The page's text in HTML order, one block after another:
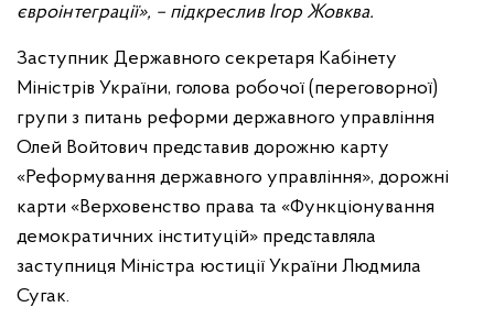
євроінтеграції», – підкреслив Ігор Жовква.
Заступник Державного секретаря Кабінету
Міністрів України, голова робочої (переговорної)
групи з питань реформи державного управління
Олей Войтович представив дорожню карту
«Реформування державного управління», дорожні
карти «Верховенство права та «Функціонування
демократичних інституцій» представляла
заступниця Міністра юстиції України Людмила
Сугак.